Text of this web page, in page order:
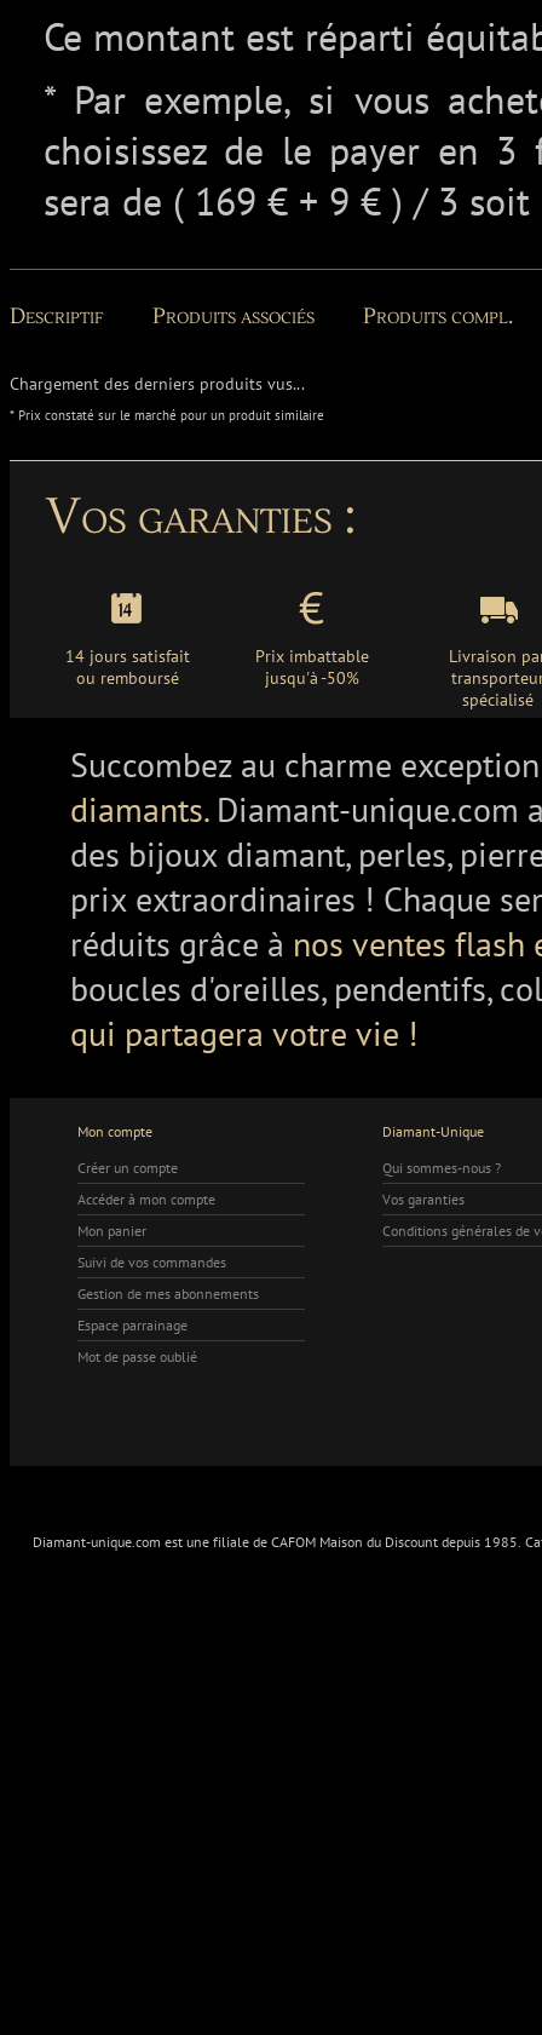
Ce montant est réparti
* Par exemple, si vous
choisissez de le payer en
sera de ( 169 € + 9 € ) / 3 soit
Descriptif Produits associés Produits compl.
Chargement des derniers produits vus...
* Prix constaté sur le marché pour un produit similaire
Vos garanties :
14 jours satisfait
ou remboursé
Prix imbattable
jusqu'à -50%
Livraison
spécialisé
Succombez au charme
diamants. Diamant-unique.com
des bijoux diamant, perles,
prix extraordinaires ! Chaque
réduits grâce à nos ventes
boucles d'oreilles, pendentifs,
qui partagera votre vie !
Mon compte
Créer un compte
Accéder à mon compte
Mon panier
Suivi de vos commandes
Gestion de mes abonnements
Espace parrainage
Mot de passe oublié
Diamant-Unique
Qui sommes-nous ?
Vos garanties
Conditions générales de
Diamant-unique.com est une filiale de CAFOM Maison du Discount depuis 1985.